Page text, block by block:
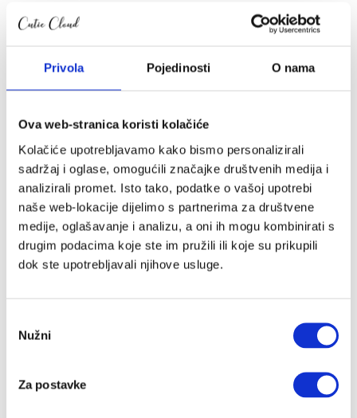
Privola Pojedinosti O nama
Ova web-stranica koristi kolačiće
Kolačiće upotrebljavamo kako bismo personalizirali
sadržaj i oglase, omogućili značajke društvenih medija i
analizirali promet. Isto tako, podatke o vašoj upotrebi
naše web-lokacije dijelimo s partnerima za društvene
medije, oglašavanje i analizu, a oni ih mogu kombinirati s
drugim podacima koje ste im pružili ili koje su prikupili
dok ste upotrebljavali njihove usluge.
pristanka
Nužni
Za postavke
Baby Monsters
Balon
Bambiboo
BeSafe
Bibs
Bombol
Bugaboo
Carriwell
Ceba
Childhome
Citron
CoZee
Dada&Rocco